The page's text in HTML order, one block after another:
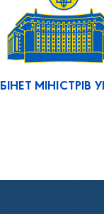
МІНІСТРІВ